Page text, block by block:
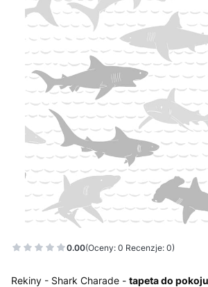
0.00(Oceny: 0 Recenzje: 0)
Rekiny - Shark Charade - tapeta do